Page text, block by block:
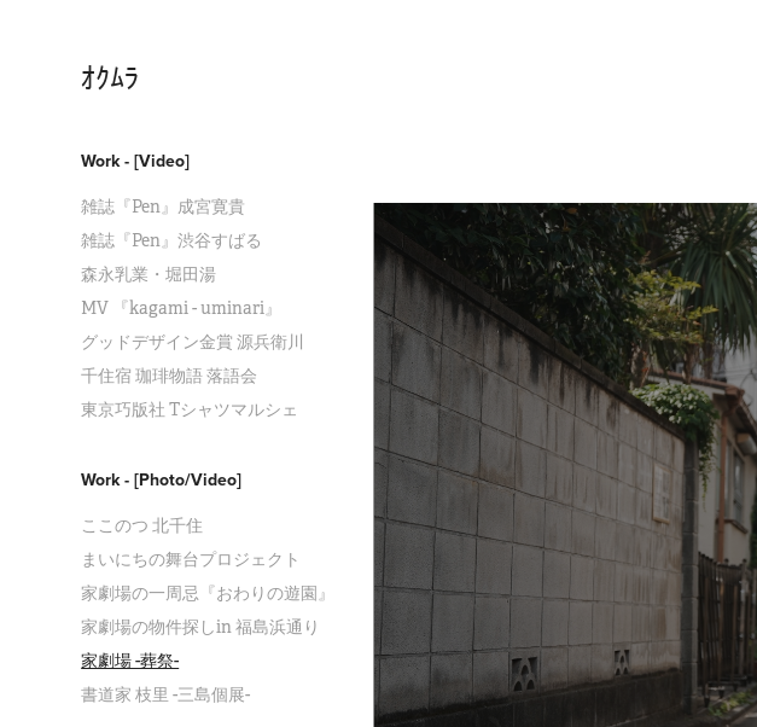
ｵｸﾑﾗ
Work - [Video]
雑誌『Pen』成宮寛貴
雑誌『Pen』渋谷すばる
森永乳業・堀田湯
MV 『kagami - uminari』
グッドデザイン金賞 源兵衛川
千住宿 珈琲物語 落語会
東京巧版社 Tシャツマルシェ
Work - [Photo/Video]
ここのつ 北千住
まいにちの舞台プロジェクト
家劇場の一周忌『おわりの遊園』
家劇場の物件探しin 福島浜通り
家劇場 -葬祭-
書道家 枝里 -三島個展-